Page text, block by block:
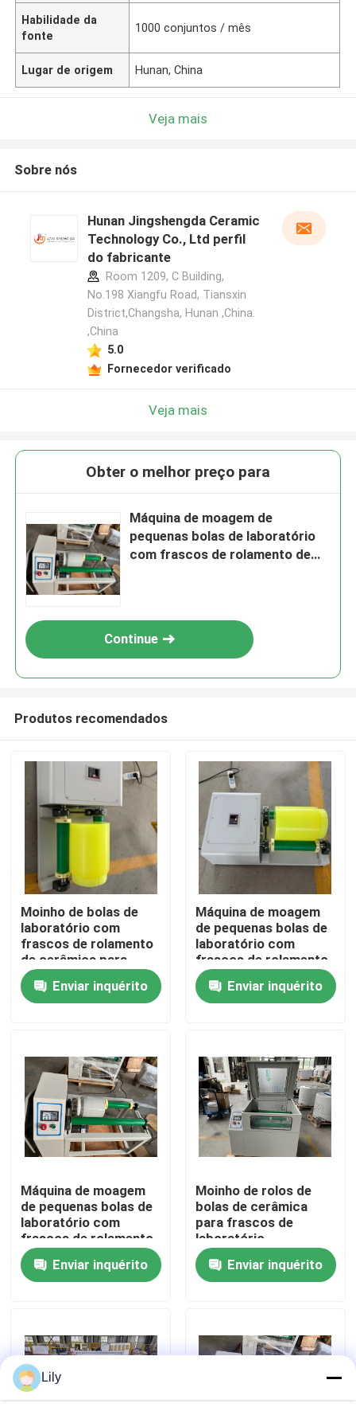
Casa
Produtos
Fábrica
Controle de Qualidade
Fale Conosco
notícias
Moinho de bola do rolamento
moinho de bola do laboratório
Habilidade da
fonte
1000 conjuntos / mês
Lugar de origem Hunan, China
Veja mais
Sobre nós
Hunan Jingshengda Ceramic
Technology Co., Ltd perfil
do fabricante
Room 1209, C Building,
No.198 Xiangfu Road, Tiansxin
District,Changsha, Hunan ,China.
,China
5.0
Fornecedor verificado
Veja mais
Obter o melhor preço para
Máquina de moagem de
pequenas bolas de laboratório
com frascos de rolamento de
Continue
Produtos recomendados
Moinho de bolas de
laboratório com
frascos de rolamento
de cerâmica para
moagem seca e úmida
e saída de 1000
malhas
Enviar inquérito
Máquina de moagem
de pequenas bolas de
laboratório com
frascos de rolamento
de cerâmica para
moagem de pó de
material de bateria
Enviar inquérito
Máquina de moagem
de pequenas bolas de
laboratório com
frascos de rolamento
de cerâmica para
moagem de nano pós
de teste de material
Enviar inquérito
Moinho de rolos de
bolas de cerâmica
para frascos de
laboratório
Enviar inquérito
Lily